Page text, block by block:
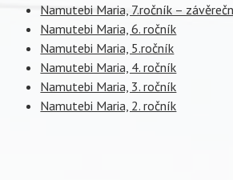
Namutebi Maria, 7.ročník –
Namutebi Maria, 6. ročník
Namutebi Maria, 5.ročník
Namutebi Maria, 4. ročník
Namutebi Maria, 3. ročník
Namutebi Maria, 2. ročník